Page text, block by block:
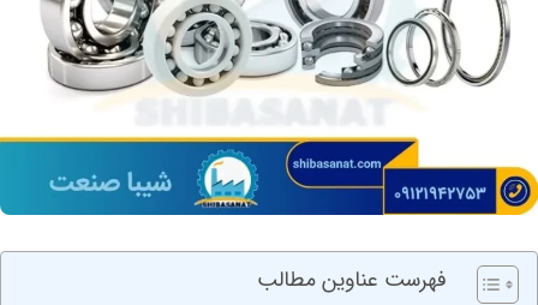
فهرست عناوین مطالب